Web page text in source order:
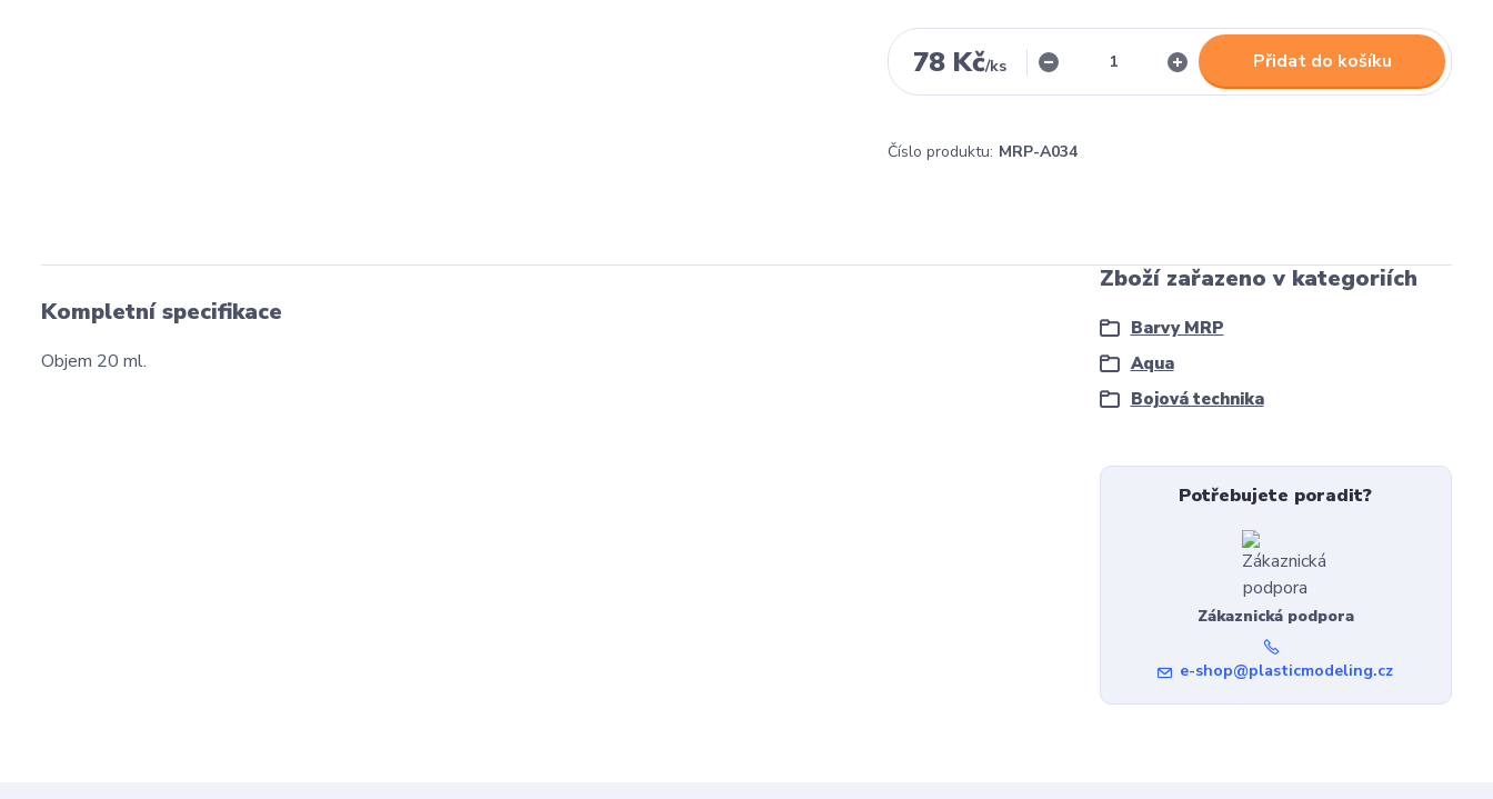
78 Kč/ks Přidat do košíku
Číslo produktu: MRP-A034
Kompletní specifikace
Objem 20 ml.
Zboží zařazeno v kategoriích
Barvy MRP
Aqua
Bojová technika
Potřebujete poradit?
Zákaznická podpora
e-shop@plasticmodeling.cz